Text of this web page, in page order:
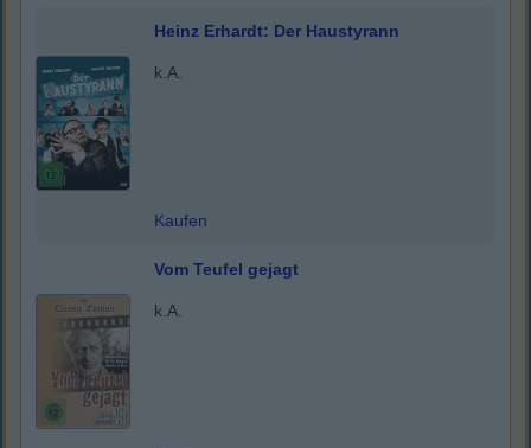
Heinz Erhardt: Der Haustyrann
k.A.
Kaufen
Vom Teufel gejagt
k.A.